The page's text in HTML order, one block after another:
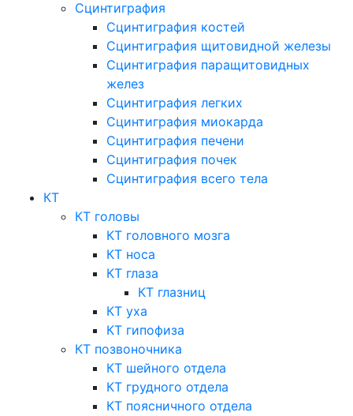
Сцинтиграфия
Сцинтиграфия костей
Сцинтиграфия щитовидной железы
Сцинтиграфия паращитовидных
желез
Сцинтиграфия легких
Сцинтиграфия миокарда
Сцинтиграфия печени
Сцинтиграфия почек
Сцинтиграфия всего тела
КТ
КТ головы
КТ головного мозга
КТ носа
КТ глаза
КТ глазниц
КТ уха
КТ гипофиза
КТ позвоночника
КТ шейного отдела
КТ грудного отдела
КТ поясничного отдела